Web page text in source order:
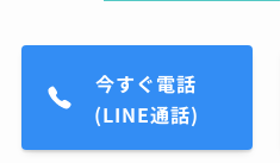
ら紹介されて持ち
頂き、夕方にはす
そこから履いてます
ならないくらいキレ
いの買ったら持っ
今すぐ電話
(LINE通話)